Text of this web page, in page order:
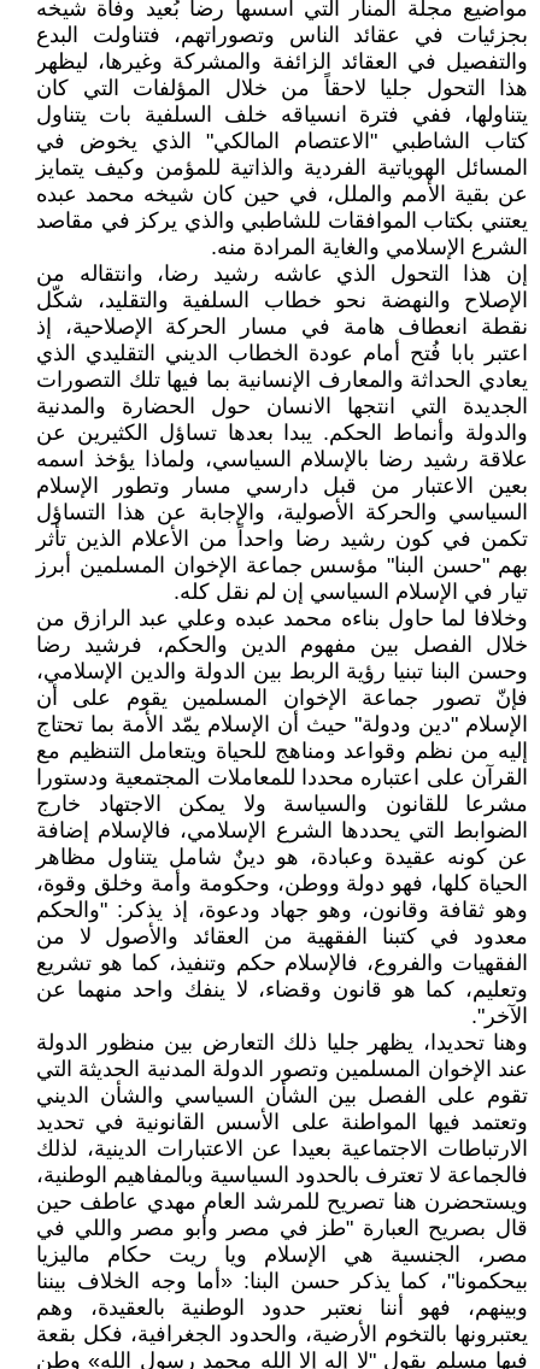
مواضيع مجلة المنار التي أسسها رضا بُعيد وفاة شيخه
بجزئيات في عقائد الناس وتصوراتهم، فتناولت البدع
والتفصيل في العقائد الزائفة والمشركة وغيرها، ليظهر
هذا التحول جليا لاحقاً من خلال المؤلفات التي كان
يتناولها، ففي فترة انسياقه خلف السلفية بات يتناول
كتاب الشاطبي "الاعتصام المالكي" الذي يخوض في
المسائل الهوياتية الفردية والذاتية للمؤمن وكيف يتمايز
عن بقية الأمم والملل، في حين كان شيخه محمد عبده
يعتني بكتاب الموافقات للشاطبي والذي يركز في مقاصد
الشرع الإسلامي والغاية المرادة منه.
إن هذا التحول الذي عاشه رشيد رضا، وانتقاله من
الإصلاح والنهضة نحو خطاب السلفية والتقليد، شكّل
نقطة انعطاف هامة في مسار الحركة الإصلاحية، إذ
اعتبر بابا فُتح أمام عودة الخطاب الديني التقليدي الذي
يعادي الحداثة والمعارف الإنسانية بما فيها تلك التصورات
الجديدة التي انتجها الانسان حول الحضارة والمدنية
والدولة وأنماط الحكم. يبدا بعدها تساؤل الكثيرين عن
علاقة رشيد رضا بالإسلام السياسي، ولماذا يؤخذ اسمه
بعين الاعتبار من قبل دارسي مسار وتطور الإسلام
السياسي والحركة الأصولية، والإجابة عن هذا التساؤل
تكمن في كون رشيد رضا واحداً من الأعلام الذين تأثر
بهم "حسن البنا" مؤسس جماعة الإخوان المسلمين أبرز
تيار في الإسلام السياسي إن لم نقل كله.
وخلافا لما حاول بناءه محمد عبده وعلي عبد الرازق من
خلال الفصل بين مفهوم الدين والحكم، فرشيد رضا
وحسن البنا تبنيا رؤية الربط بين الدولة والدين الإسلامي،
فإنّ تصور جماعة الإخوان المسلمين يقوم على أن
الإسلام "دين ودولة" حيث أن الإسلام يمّد الأمة بما تحتاج
إليه من نظم وقواعد ومناهج للحياة ويتعامل التنظيم مع
القرآن على اعتباره محددا للمعاملات المجتمعية ودستورا
مشرعا للقانون والسياسة ولا يمكن الاجتهاد خارج
الضوابط التي يحددها الشرع الإسلامي، فالإسلام إضافة
عن كونه عقيدة وعبادة، هو دينٌ شامل يتناول مظاهر
الحياة كلها، فهو دولة ووطن، وحكومة وأمة وخلق وقوة،
وهو ثقافة وقانون، وهو جهاد ودعوة، إذ يذكر: "والحكم
معدود في كتبنا الفقهية من العقائد والأصول لا من
الفقهيات والفروع، فالإسلام حكم وتنفيذ، كما هو تشريع
وتعليم، كما هو قانون وقضاء، لا ينفك واحد منهما عن
الآخر".
وهنا تحديدا، يظهر جليا ذلك التعارض بين منظور الدولة
عند الإخوان المسلمين وتصور الدولة المدنية الحديثة التي
تقوم على الفصل بين الشأن السياسي والشأن الديني
وتعتمد فيها المواطنة على الأسس القانونية في تحديد
الارتباطات الاجتماعية بعيدا عن الاعتبارات الدينية، لذلك
فالجماعة لا تعترف بالحدود السياسية وبالمفاهيم الوطنية،
ويستحضرن هنا تصريح للمرشد العام مهدي عاطف حين
قال بصريح العبارة "طز في مصر وأبو مصر واللي في
مصر، الجنسية هي الإسلام ويا ريت حكام ماليزيا
بيحكمونا"، كما يذكر حسن البنا: «أما وجه الخلاف بيننا
وبينهم، فهو أننا نعتبر حدود الوطنية بالعقيدة، وهم
يعتبرونها بالتخوم الأرضية، والحدود الجغرافية، فكل بقعة
فيها مسلم يقول "لا إله إلا الله محمد رسول الله» وطن